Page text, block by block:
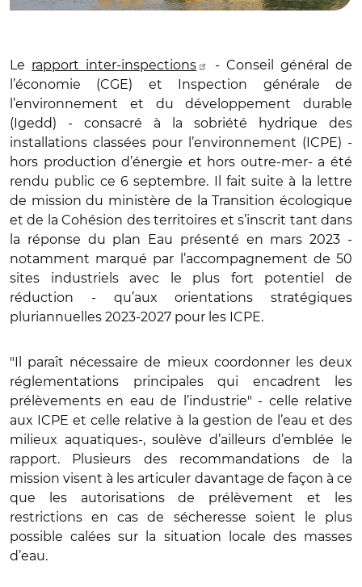
Le rapport inter-inspections
- Conseil général de
l’économie (CGE) et Inspection générale de
l’environnement et du développement durable
(Igedd) - consacré à la sobriété hydrique des
installations classées pour l’environnement (ICPE) -
hors production d’énergie et hors outre-mer- a été
rendu public ce 6 septembre. Il fait suite à la lettre
de mission du ministère de la Transition écologique
et de la Cohésion des territoires et s’inscrit tant dans
la réponse du plan Eau présenté en mars 2023 -
notamment marqué par l’accompagnement de 50
sites industriels avec le plus fort potentiel de
réduction - qu’aux orientations stratégiques
pluriannuelles 2023-2027 pour les ICPE.
"Il paraît nécessaire de mieux coordonner les deux
réglementations principales qui encadrent les
prélèvements en eau de l’industrie" - celle relative
aux ICPE et celle relative à la gestion de l’eau et des
milieux aquatiques-, soulève d’ailleurs d’emblée le
rapport. Plusieurs des recommandations de la
mission visent à les articuler davantage de façon à ce
que les autorisations de prélèvement et les
restrictions en cas de sécheresse soient le plus
possible calées sur la situation locale des masses
d’eau.